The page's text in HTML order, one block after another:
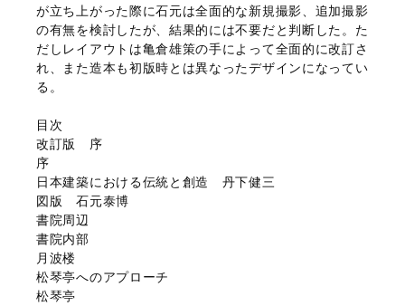
が立ち上がった際に石元は全面的な新規撮影、追加撮影
の有無を検討したが、結果的には不要だと判断した。た
だしレイアウトは亀倉雄策の手によって全面的に改訂さ
れ、また造本も初版時とは異なったデザインになってい
る。
目次
改訂版 序
序
日本建築における伝統と創造 丹下健三
図版 石元泰博
書院周辺
書院内部
月波楼
松琴亭へのアプローチ
松琴亭